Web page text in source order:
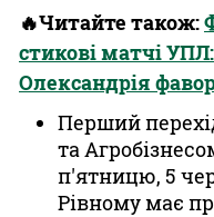
🔥Читайте також:
стикові матчі
Олександрія
Перший
та
п'ятницю, 5
Рівному має